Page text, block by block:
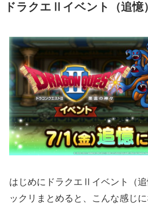
ドラクエⅡイベント（追憶
はじめにドラクエⅡイベント（
ックリまとめると、こんな感じに